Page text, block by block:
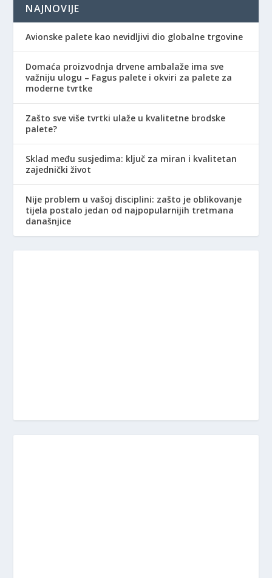
NAJNOVIJE
Avionske palete kao nevidljivi dio globalne trgovine
Domaća proizvodnja drvene ambalaže ima sve
važniju ulogu – Fagus palete i okviri za palete za
moderne tvrtke
Zašto sve više tvrtki ulaže u kvalitetne brodske
palete?
Sklad među susjedima: ključ za miran i kvalitetan
zajednički život
Nije problem u vašoj disciplini: zašto je oblikovanje
tijela postalo jedan od najpopularnijih tretmana
današnjice